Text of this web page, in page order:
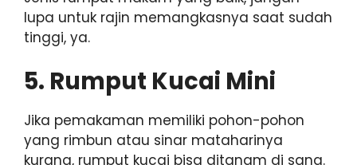
lupa untuk rajin memangkasnya saat sudah
tinggi, ya.
5. Rumput Kucai Mini
Jika pemakaman memiliki pohon-pohon
yang rimbun atau sinar mataharinya
kurang, rumput kucai bisa ditanam di sana.